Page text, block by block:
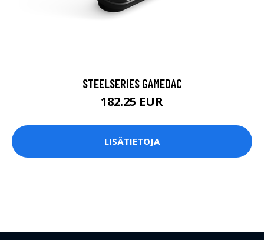
STEELSERIES GAMEDAC
182.25 EUR
LISÄTIETOJA